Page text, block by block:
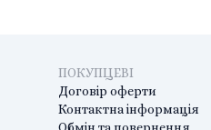
ПОКУПЦЕВІ
Договір оферти
Контактна інформація